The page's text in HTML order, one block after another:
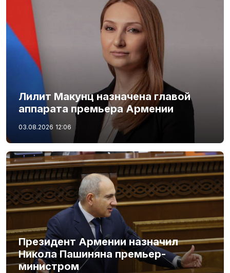
Лилит Макунц назначена главой
аппарата премьера Армении
03.08.2026 12:06
Президент Армении назначил
Никола Пашиняна премьер-
министром